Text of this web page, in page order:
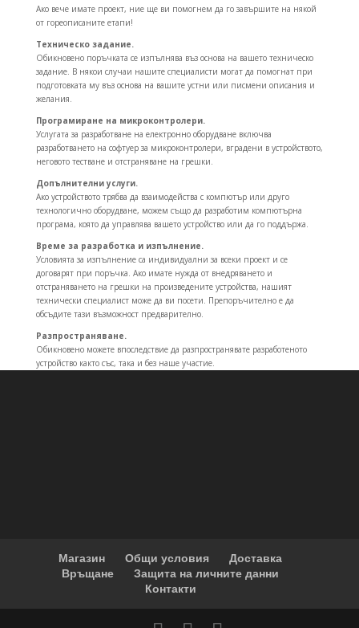
Ако вече имате проект, ние ще ви помогнем да го завършите на някой
от гореописаните етапи!
Техническо задание.
Обикновено поръчката се изпълнява въз основа на вашето техническо
задание. В някои случаи нашите специалисти могат да помогнат при
подготовката му въз основа на вашите устни или писмени описания и
желания.
Програмиране на микроконтролери.
Услугата за разработване на електронно оборудване включва
разработването на софтуер за микроконтролери, вградени в устройството,
неговото тестване и отстраняване на грешки.
Допълнителни услуги.
Ако устройството трябва да взаимодейства с компютър или друго
технологично оборудване, можем също да разработим компютърна
програма, която да управлява вашето устройство или да го поддържа.
Време за разработка и изпълнение.
Условията за изпълнение са индивидуални за всеки проект и се
договарят при поръчка. Ако имате нужда от внедряването и
отстраняването на грешки на произведените устройства, нашият
технически специалист може да ви посети. Препоръчително е да
обсъдите тази възможност предварително.
Разпространяване.
Обикновено можете впоследствие да разпространявате разработеното
устройство както със, така и без наше участие.
Магазин Общи условия
Доставка
Връщане
Защита на личните данни
Контакти